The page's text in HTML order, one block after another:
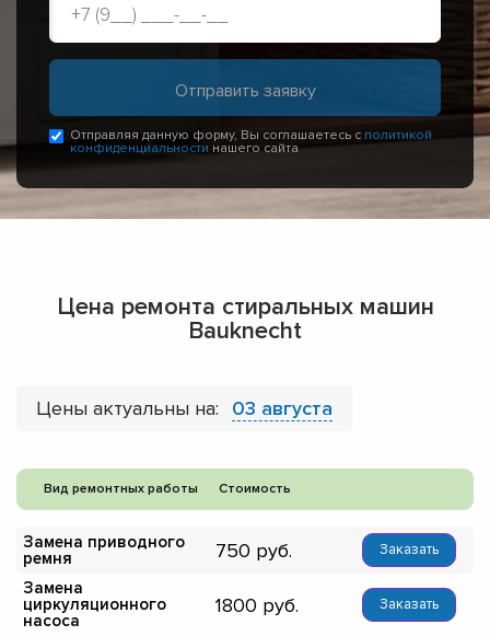
Отправляя данную форму, Вы соглашаетесь с политикой
конфиденциальности нашего сайта
Цена ремонта стиральных машин
Bauknecht
Цены актуальны на: 03 августа
Вид ремонтных работы Стоимость
Замена приводного
ремня
750 Заказать
Замена
циркуляционного
насоса
1800 Заказать